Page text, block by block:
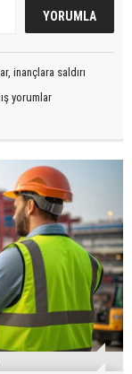
inançlara saldırı
yorumlar